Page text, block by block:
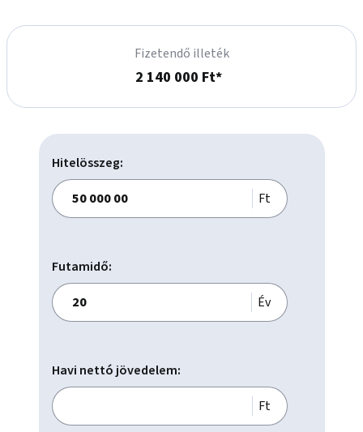
Fizetendő illeték
2 140 000 Ft*
Hitelösszeg:
Ft
Futamidő:
Év
Havi nettó jövedelem:
Ft